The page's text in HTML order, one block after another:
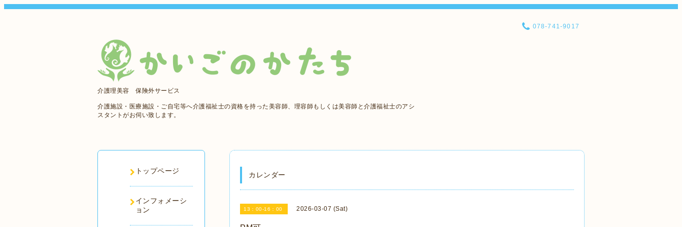
介護理美容 保険外サービス
介護施設・医療施設・ご自宅等へ介護福祉士の資格を持った美容師、理容師もしくは美容師と介護福祉士のアシ
スタントがお伺い致します。
078-741-9017
カレンダー
13：00-16：00 2026-03-07 (Sat)
トップページ
インフォメーシ
ョン